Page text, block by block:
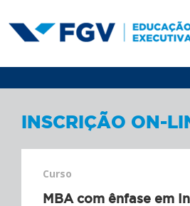
INSCRIÇÃO ON-
Curso
MBA com ênfase em